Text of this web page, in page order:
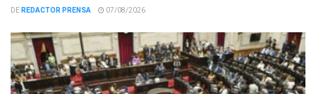
DEREDACTOR PRENSA 07/08/2026